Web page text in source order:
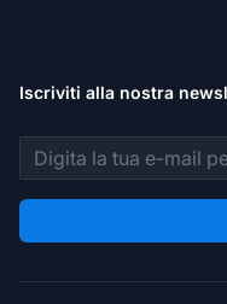
Iscriviti alla nostra
Indirizzo email